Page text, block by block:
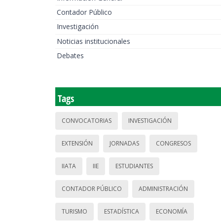
Contador Público
Investigación
Noticias institucionales
Debates
Tags
CONVOCATORIAS INVESTIGACIÓN
EXTENSIÓN JORNADAS CONGRESOS
IIATA IIE ESTUDIANTES
CONTADOR PÚBLICO ADMINISTRACIÓN
TURISMO ESTADÍSTICA ECONOMÍA